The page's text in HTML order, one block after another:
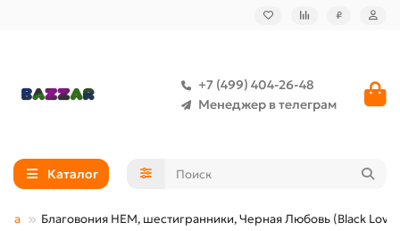
₽
+7 (499) 404-26-48
Менеджер в телеграм
Каталог
Благовония HEM, шестигранники, Черная Любовь (Black Love)